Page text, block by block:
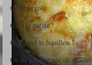
Octobre rose
On a la patate !
On prend le bouillon !
On ne raconte pas de salades